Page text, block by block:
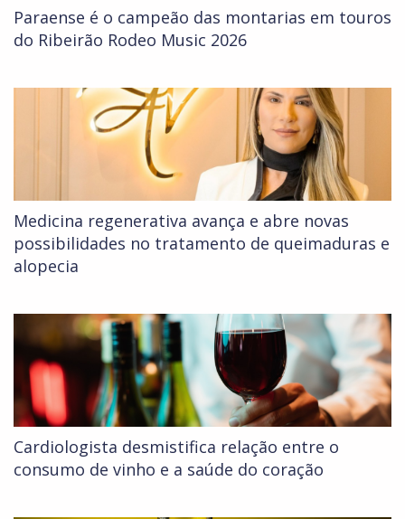
Paraense é o campeão das montarias em touros
do Ribeirão Rodeo Music 2026
Medicina regenerativa avança e abre novas
possibilidades no tratamento de queimaduras e
alopecia
Cardiologista desmistifica relação entre o
consumo de vinho e a saúde do coração